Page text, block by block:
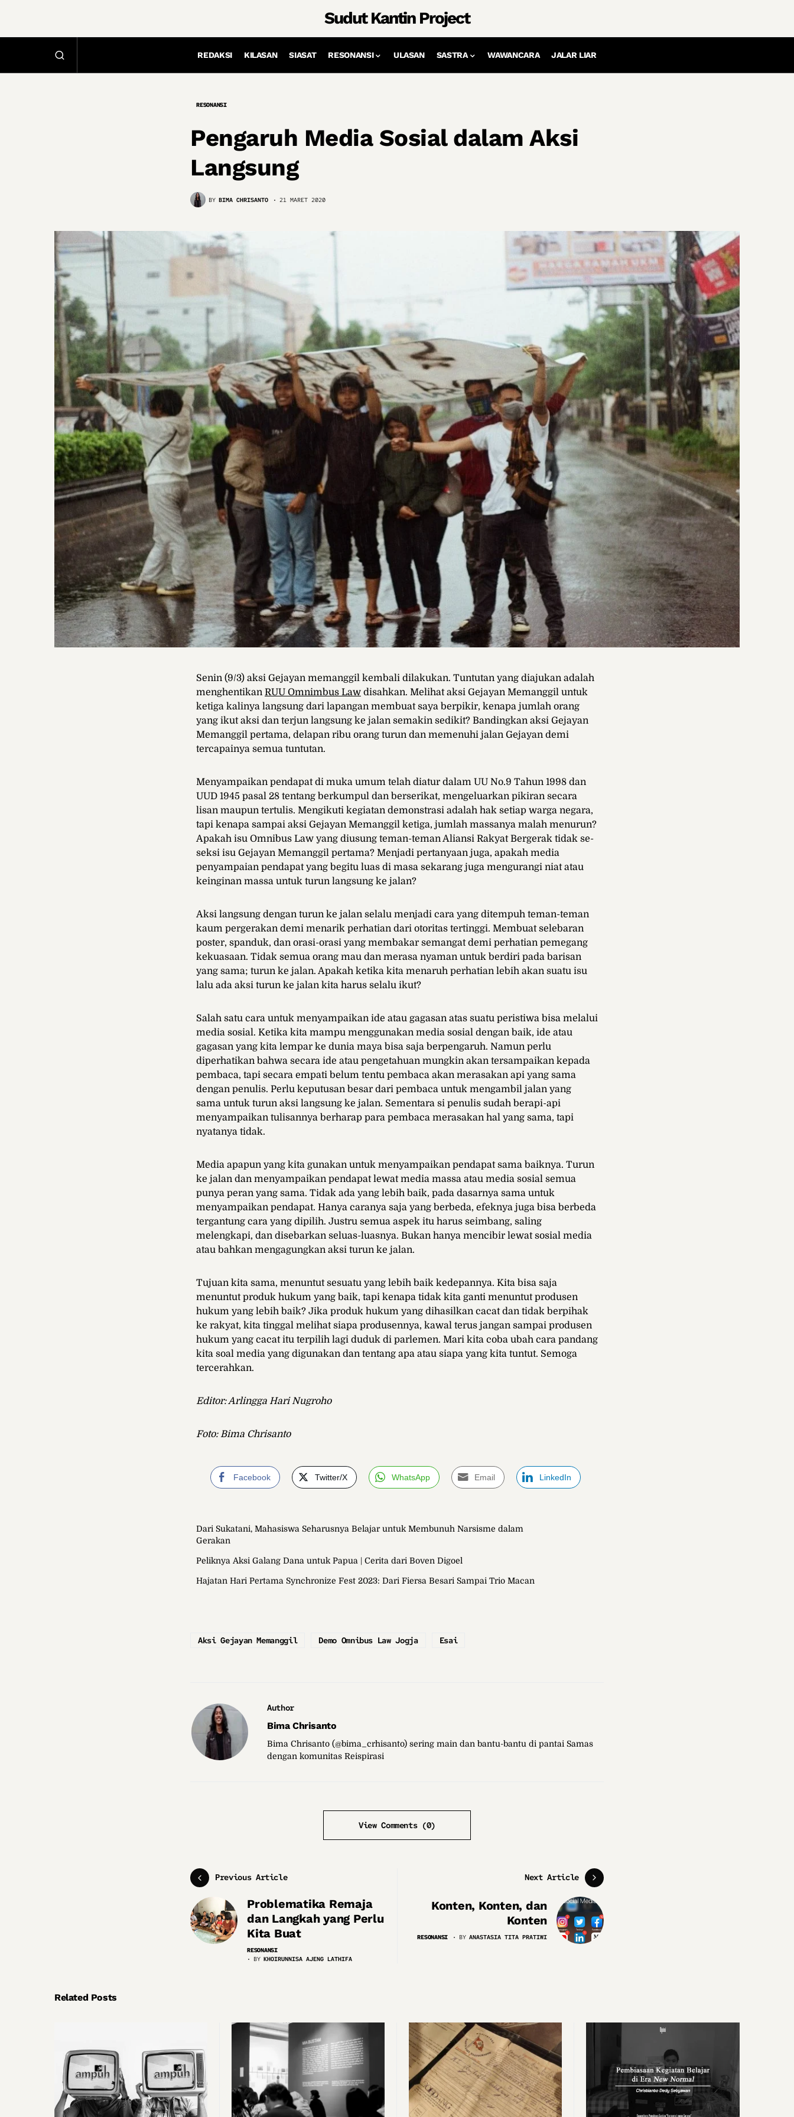
Sudut Kantin Project
REDAKSI KILASAN SIASAT RESONANSI ULASAN SASTRA WAWANCARA JALAR LIAR
RESONANSI
Pengaruh Media Sosial dalam Aksi
Langsung
BY BIMA CHRISANTO 21 MARET 2020
Senin (9/3) aksi Gejayan memanggil kembali dilakukan. Tuntutan yang diajukan adalah
menghentikan RUU Omnimbus Law disahkan. Melihat aksi Gejayan Memanggil untuk
ketiga kalinya langsung dari lapangan membuat saya berpikir, kenapa jumlah orang
yang ikut aksi dan terjun langsung ke jalan semakin sedikit? Bandingkan aksi Gejayan
Memanggil pertama, delapan ribu orang turun dan memenuhi jalan Gejayan demi
tercapainya semua tuntutan.
Menyampaikan pendapat di muka umum telah diatur dalam UU No.9 Tahun 1998 dan
UUD 1945 pasal 28 tentang berkumpul dan berserikat, mengeluarkan pikiran secara
lisan maupun tertulis. Mengikuti kegiatan demonstrasi adalah hak setiap warga negara,
tapi kenapa sampai aksi Gejayan Memanggil ketiga, jumlah massanya malah menurun?
Apakah isu Omnibus Law yang diusung teman-teman Aliansi Rakyat Bergerak tidak se-
seksi isu Gejayan Memanggil pertama? Menjadi pertanyaan juga, apakah media
penyampaian pendapat yang begitu luas di masa sekarang juga mengurangi niat atau
keinginan massa untuk turun langsung ke jalan?
Aksi langsung dengan turun ke jalan selalu menjadi cara yang ditempuh teman-teman
kaum pergerakan demi menarik perhatian dari otoritas tertinggi. Membuat selebaran
poster, spanduk, dan orasi-orasi yang membakar semangat demi perhatian pemegang
kekuasaan. Tidak semua orang mau dan merasa nyaman untuk berdiri pada barisan
yang sama; turun ke jalan. Apakah ketika kita menaruh perhatian lebih akan suatu isu
lalu ada aksi turun ke jalan kita harus selalu ikut?
Salah satu cara untuk menyampaikan ide atau gagasan atas suatu peristiwa bisa melalui
media sosial. Ketika kita mampu menggunakan media sosial dengan baik, ide atau
gagasan yang kita lempar ke dunia maya bisa saja berpengaruh. Namun perlu
diperhatikan bahwa secara ide atau pengetahuan mungkin akan tersampaikan kepada
pembaca, tapi secara empati belum tentu pembaca akan merasakan api yang sama
dengan penulis. Perlu keputusan besar dari pembaca untuk mengambil jalan yang
sama untuk turun aksi langsung ke jalan. Sementara si penulis sudah berapi-api
menyampaikan tulisannya berharap para pembaca merasakan hal yang sama, tapi
nyatanya tidak.
Media apapun yang kita gunakan untuk menyampaikan pendapat sama baiknya. Turun
ke jalan dan menyampaikan pendapat lewat media massa atau media sosial semua
punya peran yang sama. Tidak ada yang lebih baik, pada dasarnya sama untuk
menyampaikan pendapat. Hanya caranya saja yang berbeda, efeknya juga bisa berbeda
tergantung cara yang dipilih. Justru semua aspek itu harus seimbang, saling
melengkapi, dan disebarkan seluas-luasnya. Bukan hanya mencibir lewat sosial media
atau bahkan mengagungkan aksi turun ke jalan.
Tujuan kita sama, menuntut sesuatu yang lebih baik kedepannya. Kita bisa saja
menuntut produk hukum yang baik, tapi kenapa tidak kita ganti menuntut produsen
hukum yang lebih baik? Jika produk hukum yang dihasilkan cacat dan tidak berpihak
ke rakyat, kita tinggal melihat siapa produsennya, kawal terus jangan sampai produsen
hukum yang cacat itu terpilih lagi duduk di parlemen. Mari kita coba ubah cara pandang
kita soal media yang digunakan dan tentang apa atau siapa yang kita tuntut. Semoga
tercerahkan.
Editor: Arlingga Hari Nugroho
Foto: Bima Chrisanto
Facebook Twitter/X WhatsApp Email LinkedIn
Dari Sukatani, Mahasiswa Seharusnya Belajar untuk Membunuh Narsisme dalam
Gerakan
Peliknya Aksi Galang Dana untuk Papua | Cerita dari Boven Digoel
Hajatan Hari Pertama Synchronize Fest 2023: Dari Fiersa Besari Sampai Trio Macan
Aksi Gejayan Memanggil Demo Omnibus Law Jogja Esai
Author
Bima Chrisanto
Bima Chrisanto (@bima_crhisanto) sering main dan bantu-bantu di pantai Samas
dengan komunitas Reispirasi
View Comments (0)
Previous Article
Problematika Remaja
dan Langkah yang Perlu
Kita Buat
RESONANSI
BY KHOIRUNNISA AJENG LATHIFA
Next Article
Konten, Konten, dan
Konten
RESONANSI BY ANASTASIA TITA PRATIWI
Related Posts